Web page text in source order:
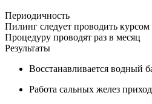
Периодичность
Пилинг следует проводить курсом
Процедуру проводят раз в месяц
Результаты
Восстанавливается водный
Работа сальных желез